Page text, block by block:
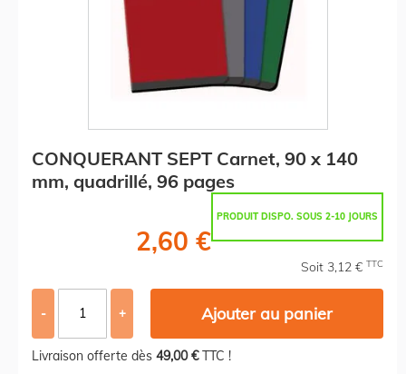
CONQUERANT SEPT Carnet, 90 x 140
mm, quadrillé, 96 pages
PRODUIT DISPO. SOUS 2-10 JOURS
2,60 €
Soit 3,12 € TTC
- + Ajouter au panier
Livraison offerte dès 49,00 €TTC !